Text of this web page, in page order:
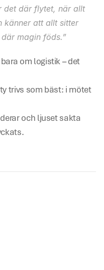
det där flytet, när allt
känner att allt sitter
magin föds.”
om logistik – det
trivs som bäst: i mötet
och ljuset sakta